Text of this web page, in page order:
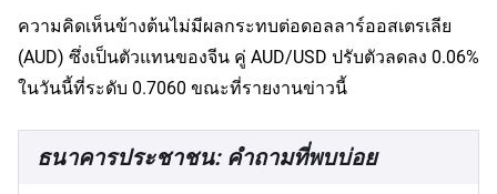
ความคิดเห็นข้างต้นไม่มีผลกระทบต่อดอลลาร์ออสเตรเลีย
(AUD) ซึ่งเป็นตัวแทนของจีน คู่ AUD/USD ปรับตัวลดลง 0.06%
ในวันนี้ที่ระดับ 0.7060 ขณะที่รายงานข่าวนี้
ธนาคารประชาชน: คำถามที่พบบ่อย